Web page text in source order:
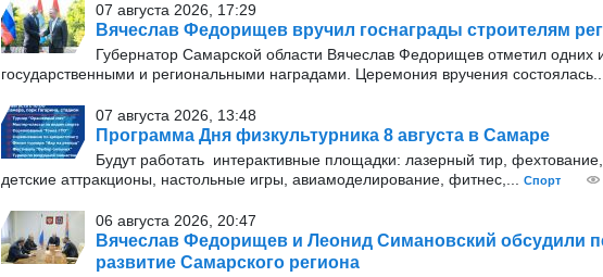
07 августа 2026, 17:29
Вячеслав Федорищев вручил госнаграды строителям
Губернатор Самарской области Вячеслав Федорищев отметил одних
государственными и региональными наградами. Церемония вручения состоялась...
07 августа 2026, 13:48
Программа Дня физкультурника 8 августа в Самаре
Будут работать интерактивные площадки: лазерный тир, фехтование,
детские аттракционы, настольные игры, авиамоделирование, фитнес,...
Спорт
06 августа 2026, 20:47
Вячеслав Федорищев и Леонид Симановский обсудили
развитие Самарского региона